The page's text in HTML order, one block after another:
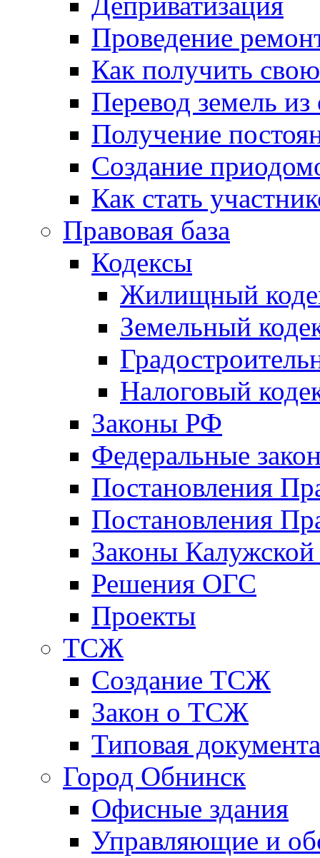
Проведение
Как получить
Перевод земель
Получение
Создание
Как стать
Правовая база
Кодексы
Жилищный
Земельный
Налоговый
Законы РФ
Федеральные
Постановления
Постановления
Законы Калужской
Решения ОГС
Проекты
ТСЖ
Создание ТСЖ
Закон о ТСЖ
Типовая
Город Обнинск
Офисные здания
Управляющие и